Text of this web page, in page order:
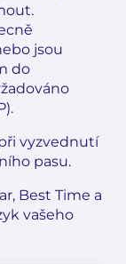
jsou
do
vyzvednutí
pasu.
Best Time a
vašeho